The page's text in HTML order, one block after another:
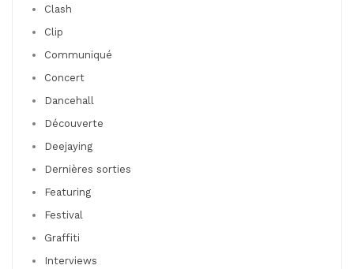
Clash
Clip
Communiqué
Concert
Dancehall
Découverte
Deejaying
Dernières sorties
Featuring
Festival
Graffiti
Interviews